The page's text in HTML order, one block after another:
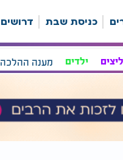
כניסת שבת דרושים
ילדים מענה ההלכה